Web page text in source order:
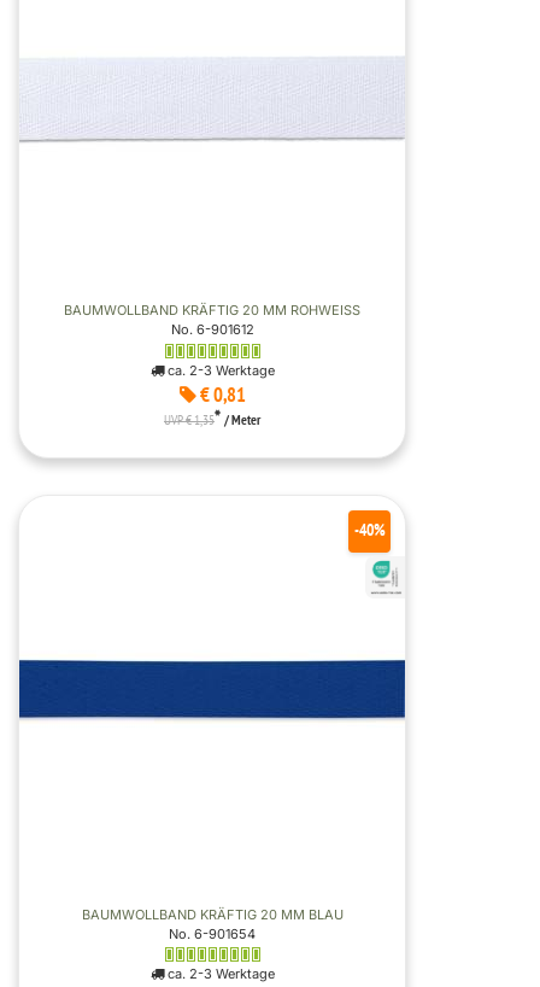
BAUMWOLLBAND KRÄFTIG 20 MM ROHWEISS
No. 6-901612
ca. 2-3 Werktage
€ 0,81
UVP € 1,35* / Meter
BAUMWOLLBAND KRÄFTIG 20 MM BLAU
No. 6-901654
ca. 2-3 Werktage
-40%